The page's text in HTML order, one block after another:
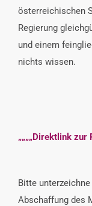
österreichischen
Regierung
und einem
nichts wissen.
„„„„Direktlink zur
Bitte
Abschaffung des